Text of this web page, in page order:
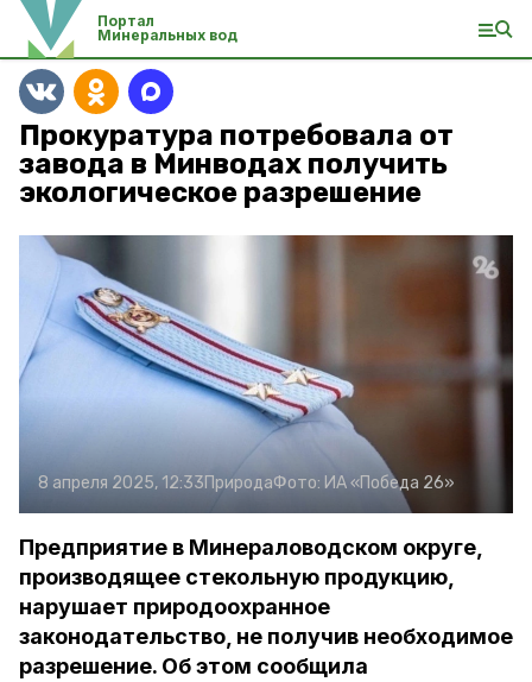
Портал
Минеральных вод
Прокуратура потребовала от
завода в Минводах получить
экологическое разрешение
8 апреля 2025, 12:33ПриродаФото: ИА «Победа 26»
Предприятие в Минераловодском округе,
производящее стекольную продукцию,
нарушает природоохранное
законодательство, не получив необходимое
разрешение. Об этом сообщила